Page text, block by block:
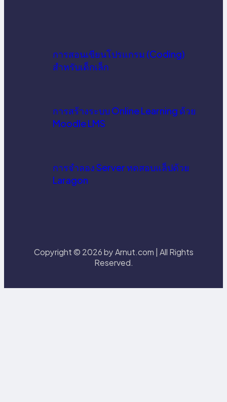
การสอนเขียนโปรแกรม (Coding)
สำหรับเด็กเล็ก
การสร้างระบบ Online Learning ด้วย
Moodle LMS
การจำลอง Server ทดสอบแล็ปด้วย
Laragon
Copyright © 2026 by Arnut.com | All Rights
Reserved.